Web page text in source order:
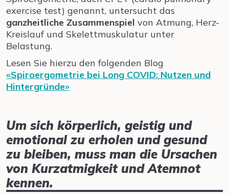
exercise test) genannt, untersucht das
ganzheitliche Zusammenspiel von Atmung, Herz-
Kreislauf und Skelettmuskulatur unter
Belastung.
Lesen Sie hierzu den folgenden Blog
«Spiroergometrie bei Long COVID: Nutzen und
Hintergründe»
Um sich körperlich, geistig und
emotional zu erholen und gesund
zu bleiben, muss man die Ursachen
von Kurzatmigkeit und Atemnot
kennen.